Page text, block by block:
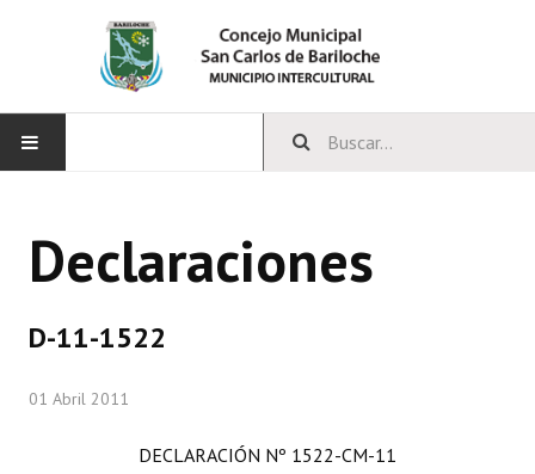
CONCEJO
Comisiones Especiales
Declaraciones
D-11-1522
01 Abril 2011
DECLARACIÓN Nº 1522-CM-11